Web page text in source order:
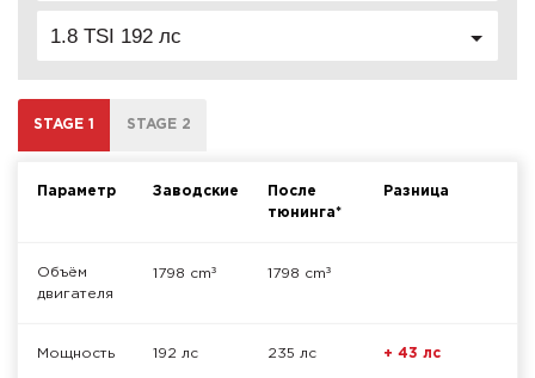
1.8 TSI 192 лс
STAGE 1 STAGE 2
Параметр Заводские
После
тюнинга*
Разница
Объём
двигателя
1798 cm³ 1798 cm³
Мощность 192 лс 235 лс + 43 лс